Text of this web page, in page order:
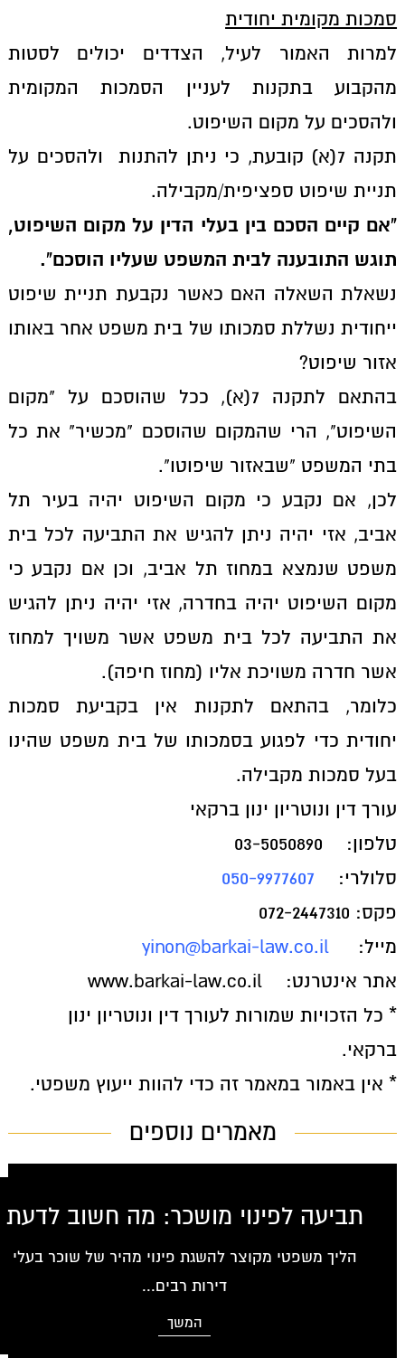
סמכות מקומית יחודית
למרות האמור לעיל, הצדדים יכולים לסטות
מהקבוע בתקנות לעניין הסמכות המקומית
ולהסכים על מקום השיפוט.
תקנה 7(א) קובעת, כי ניתן להתנות ולהסכים על
תניית שיפוט ספציפית/מקבילה.
"אם קיים הסכם בין בעלי הדין על מקום השיפוט,
תוגש התובענה לבית המשפט שעליו הוסכם".
נשאלת השאלה האם כאשר נקבעת תניית שיפוט
ייחודית נשללת סמכותו של בית משפט אחר באותו
אזור שיפוט?
בהתאם לתקנה 7(א), ככל שהוסכם על "מקום
השיפוט", הרי שהמקום שהוסכם "מכשיר" את כל
בתי המשפט "שבאזור שיפוטו".
לכן, אם נקבע כי מקום השיפוט יהיה בעיר תל
אביב, אזי יהיה ניתן להגיש את התביעה לכל בית
משפט שנמצא במחוז תל אביב, וכן אם נקבע כי
מקום השיפוט יהיה בחדרה, אזי יהיה ניתן להגיש
את התביעה לכל בית משפט אשר משויך למחוז
אשר חדרה משויכת אליו (מחוז חיפה).
כלומר, בהתאם לתקנות אין בקביעת סמכות
יחודית כדי לפגוע בסמכותו של בית משפט שהינו
בעל סמכות מקבילה.
עורך דין ונוטריון ינון ברקאי
טלפון:
03-5050890
סלולרי:
050-9977607
פקס: 072-2447310
מייל:
yinon@barkai-law.co.il
אתר אינטרנט:
www.barkai-law.co.il
* כל הזכויות שמורות לעורך דין ונוטריון ינון
ברקאי.
* אין באמור במאמר זה כדי להוות ייעוץ משפטי.
מאמרים נוספים
תביעה לפינוי מושכר: מה חשוב לדעת
הליך משפטי מקוצר להשגת פינוי מהיר של שוכר בעלי
דירות רבים...
המשך